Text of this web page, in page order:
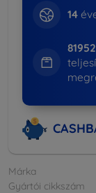
14
Márka
Gyártói cikkszám